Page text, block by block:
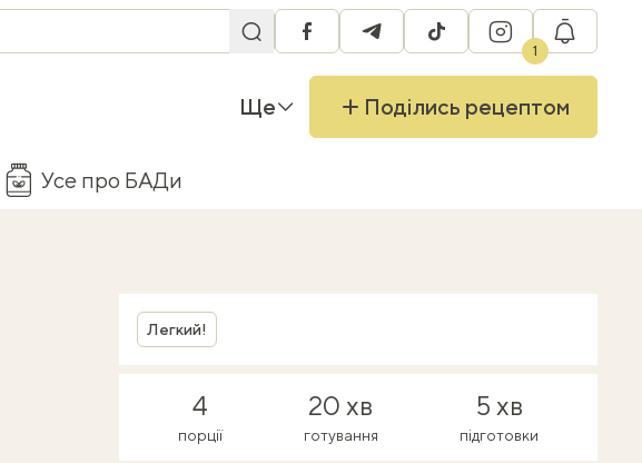
facebooktelegramtiktok instagram
1
Ще Поділись рецептом
Усе про БАДи
Легкий!
4
порції
20 хв
готування
5 хв
підготовки